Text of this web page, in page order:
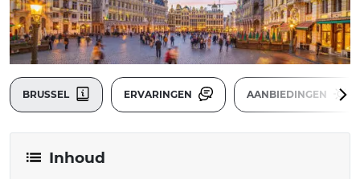
BRUSSEL ERVARINGEN AANBIEDINGEN
Inhoud